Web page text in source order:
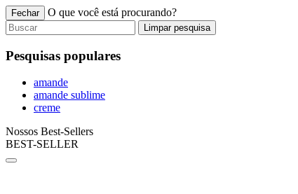
Fechar O que você está procurando?
Limpar pesquisa
Pesquisas populares
amande
amande sublime
creme
Nossos Best-Sellers
BEST-SELLER